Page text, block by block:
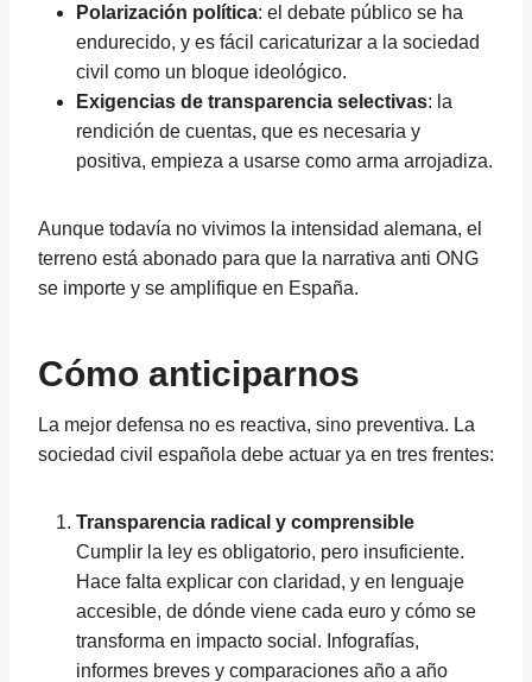
Polarización política: el debate público se ha
endurecido, y es fácil caricaturizar a la sociedad
civil como un bloque ideológico.
Exigencias de transparencia selectivas: la
rendición de cuentas, que es necesaria y
positiva, empieza a usarse como arma arrojadiza.
Aunque todavía no vivimos la intensidad alemana, el
terreno está abonado para que la narrativa anti ONG
se importe y se amplifique en España.
Cómo anticiparnos
La mejor defensa no es reactiva, sino preventiva. La
sociedad civil española debe actuar ya en tres frentes:
Transparencia radical y comprensible
Cumplir la ley es obligatorio, pero insuficiente.
Hace falta explicar con claridad, y en lenguaje
accesible, de dónde viene cada euro y cómo se
transforma en impacto social. Infografías,
informes breves y comparaciones año a año